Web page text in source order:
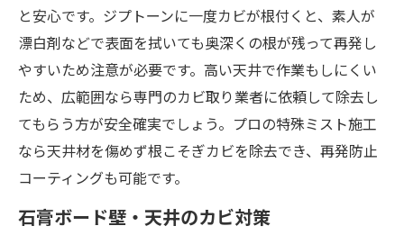
と安心です。ジプトーンに一度カビが根付くと、素人が
漂白剤などで表面を拭いても奥深くの根が残って再発し
やすいため注意が必要です。高い天井で作業もしにくい
ため、広範囲なら専門のカビ取り業者に依頼して除去し
てもらう方が安全確実でしょう。プロの特殊ミスト施工
なら天井材を傷めず根こそぎカビを除去でき、再発防止
コーティングも可能です。
石膏ボード壁・天井のカビ対策